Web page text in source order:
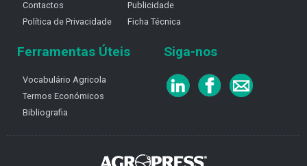
Contactos
Política de Privacidade
Publicidade
Ficha Técnica
Ferramentas Úteis
Vocabulário Agricola
Termos Económicos
Bibliografia
Siga-nos